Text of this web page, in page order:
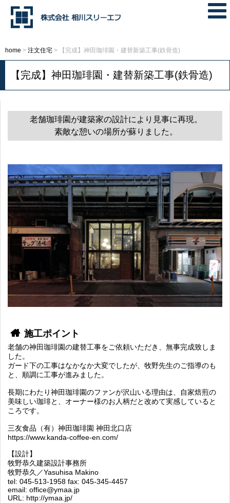
home > 注文住宅 > 【完成】神田珈琲園・建替新築工事(鉄骨造)
【完成】神田珈琲園・建替新築工事(鉄骨造)
老舗珈琲園が建築家の設計により見事に再現。
素敵な憩いの場所が蘇りました。
施工ポイント
老舗の神田珈琲園の建替工事をご依頼いただき、無事完成致しま
した。
ガード下の工事はなかなか大変でしたが、牧野先生のご指導のも
と、順調に工事が進みました。
長期にわたり神田珈琲園のファンが沢山いる理由は、自家焙煎の
美味しい珈琲と、オーナー様のお人柄だと改めて実感していると
ころです。
三友食品（有）神田珈琲園 神田北口店
https://www.kanda-coffee-en.com/
【設計】
牧野恭久建築設計事務所
牧野恭久／Yasuhisa Makino
tel: 045-513-1958 fax: 045-345-4457
email: office@ymaa.jp
URL: http://ymaa.jp/